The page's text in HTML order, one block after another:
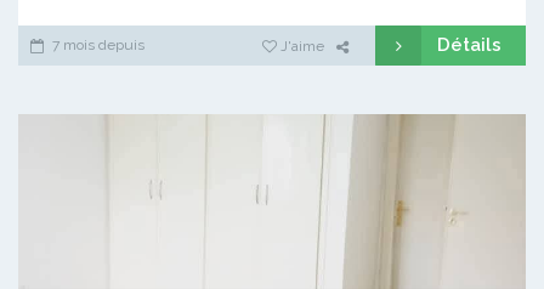
7 mois depuis J'aime Détails